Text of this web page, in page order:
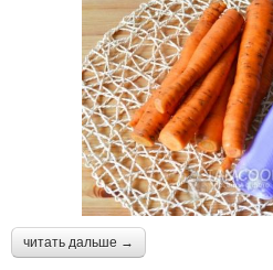
читать дальше →